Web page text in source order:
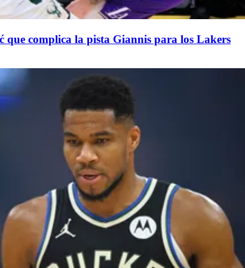
que complica la pista Giannis para los Lakers